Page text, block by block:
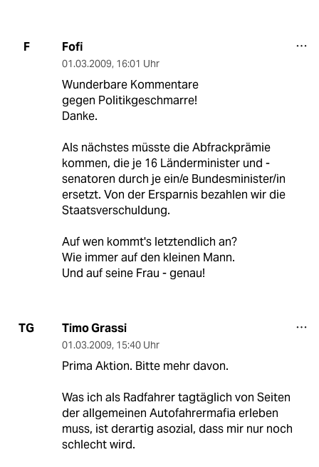
F Fofi
01.03.2009, 16:01 Uhr
Wunderbare Kommentare
gegen Politikgeschmarre!
Danke.
Als nächstes müsste die Abfrackprämie
kommen, die je 16 Länderminister und -
senatoren durch je ein/e Bundesminister/in
ersetzt. Von der Ersparnis bezahlen wir die
Staatsverschuldung.
Auf wen kommt's letztendlich an?
Wie immer auf den kleinen Mann.
Und auf seine Frau - genau!
TG Timo Grassi
01.03.2009, 15:40 Uhr
Prima Aktion. Bitte mehr davon.
Was ich als Radfahrer tagtäglich von Seiten
der allgemeinen Autofahrermafia erleben
muss, ist derartig asozial, dass mir nur noch
schlecht wird.